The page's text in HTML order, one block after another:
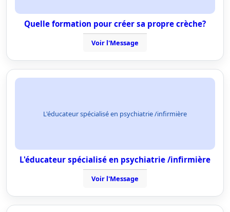
Quelle formation pour créer sa propre crèche?
Voir l'Message
L'éducateur spécialisé en psychiatrie /infirmière
L'éducateur spécialisé en psychiatrie /infirmière
Voir l'Message